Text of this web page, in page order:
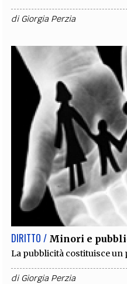
diGiorgia Perzia
DIRITTO / Minori e
La pubblicità costituisce
diGiorgia Perzia